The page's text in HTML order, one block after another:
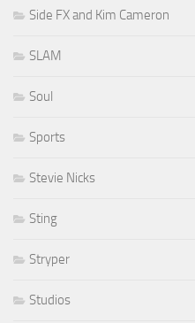
Side FX and Kim Cameron
SLAM
Soul
Sports
Stevie Nicks
Sting
Stryper
Studios